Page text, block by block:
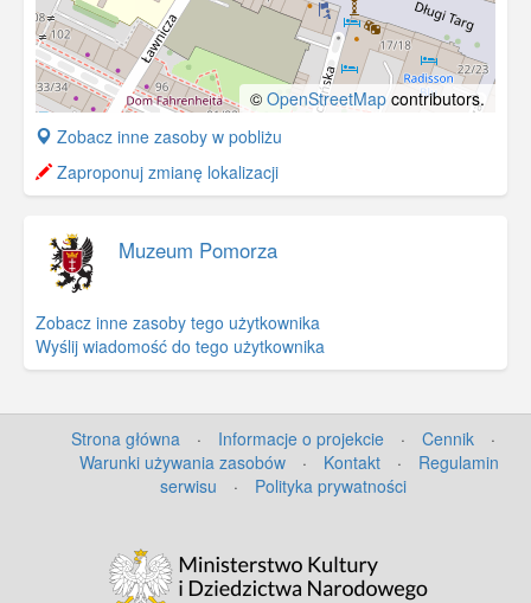
© OpenStreetMap contributors.
+
−
Zobacz inne zasoby w pobliżu
Zaproponuj zmianę lokalizacji
Muzeum Pomorza
Zobacz inne zasoby tego użytkownika
Wyślij wiadomość do tego użytkownika
Strona główna · Informacje o projekcie · Cennik
·
Warunki używania zasobów
· Kontakt ·
Regulamin
serwisu
· Polityka prywatności